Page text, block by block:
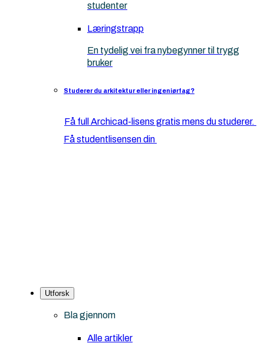
studenter
Læringstrapp
En tydelig vei fra nybegynner til trygg
bruker
Studerer du arkitektur eller ingeniørfag?
Få full Archicad-lisens gratis mens du studerer.
Få studentlisensen din
Utforsk
Bla gjennom
Alle artikler